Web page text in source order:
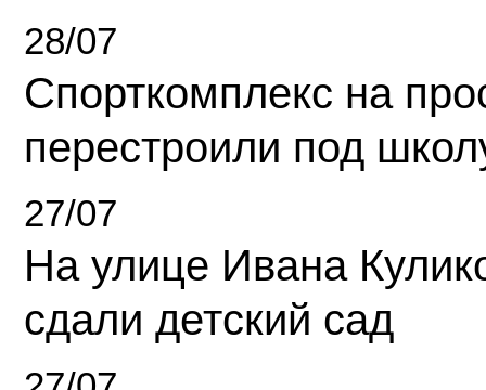
28/07
Спорткомплекс на
перестроили под
27/07
На улице Ивана
сдали детский сад